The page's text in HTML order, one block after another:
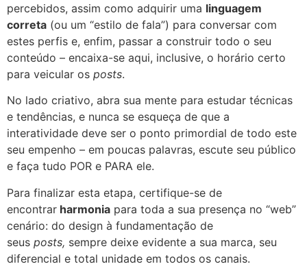
percebidos, assim como adquirir uma linguagem
correta (ou um “estilo de fala”) para conversar com
estes perfis e, enfim, passar a construir todo o seu
conteúdo – encaixa-se aqui, inclusive, o horário certo
para veicular os posts.
No lado criativo, abra sua mente para estudar técnicas
e tendências, e nunca se esqueça de que a
interatividade deve ser o ponto primordial de todo este
seu empenho – em poucas palavras, escute seu público
e faça tudo POR e PARA ele.
Para finalizar esta etapa, certifique-se de
encontrar harmonia para toda a sua presença no “web”
cenário: do design à fundamentação de
seus posts, sempre deixe evidente a sua marca, seu
diferencial e total unidade em todos os canais.